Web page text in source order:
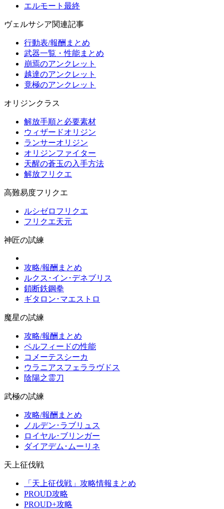
エルモート最終
ヴェルサシア関連記事
行動表/報酬まとめ
武器一覧・性能まとめ
崩焉のアンクレット
越達のアンクレット
竟極のアンクレット
オリジンクラス
解放手順と必要素材
ウィザードオリジン
ランサーオリジン
オリジンファイター
天醒の蒼玉の入手方法
解放フリクエ
高難易度フリクエ
ルシゼロフリクエ
フリクエ天元
神匠の試練
攻略/報酬まとめ
ルクス･イン･デネブリス
鎖断鉄鋼拳
ギタロン･マエストロ
魔星の試練
攻略/報酬まとめ
ペルフィードの性能
コメーテスシーカ
ウラニアスフェララヴドス
陰陽之霊刀
武極の試練
攻略/報酬まとめ
ノルデン･ラブリュス
ロイヤル･ブリンガー
ダイアデム･ムーリネ
天上征伐戦
「天上征伐戦」攻略情報まとめ
PROUD攻略
PROUD+攻略